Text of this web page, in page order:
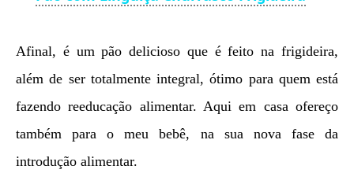
Afinal, é um pão delicioso que é feito na frigideira,
além de ser totalmente integral, ótimo para quem está
fazendo reeducação alimentar. Aqui em casa ofereço
também para o meu bebê, na sua nova fase da
introdução alimentar.